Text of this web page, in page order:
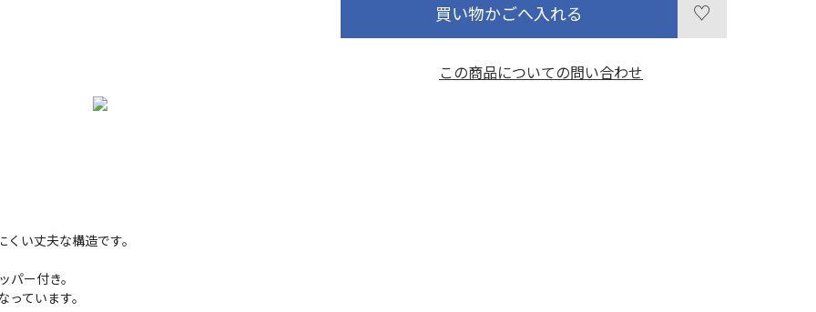
い丈夫な構造です。
ー付き。
ています。
買い物かごへ入れる
この商品についての問い合わせ